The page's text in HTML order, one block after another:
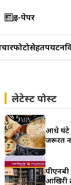
ई-पेपर
फोटोसेहतपर्यटन
लेटेस्ट पोस्ट
आधे घंटे
जरूरत न
आखिरी